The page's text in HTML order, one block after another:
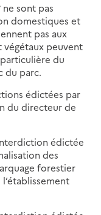
ne sont pas
domestiques et
pas aux
végétaux peuvent
du
du parc.
édictées par
du directeur de
édictée
des
forestier